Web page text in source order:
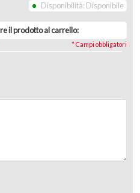
Disponibilità: Disponibile
il prodotto al carrello:
* Campi obbligatori